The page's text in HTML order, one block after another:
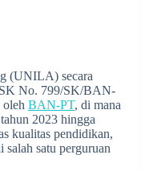
(UNILA) secara
SK No. 799/SK/BAN-
oleh BAN-PT, di mana
2023 hingga
kualitas pendidikan,
salah satu perguruan